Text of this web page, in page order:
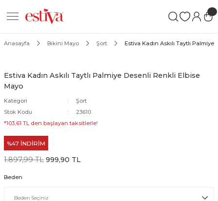
Mayo
Anasayfa Bikini Mayo Şort Estiva Kadın Askılı Taytlı
Estiva Kadın Askılı Taytlı Palmiye Desenli Renkli Elbise
Mayo
Kategori
Şort
Stok Kodu
23610
*103,61 TL den başlayan taksitlerle!
%47 İNDİRİM
1.897,99 TL 999,90 TL
Beden